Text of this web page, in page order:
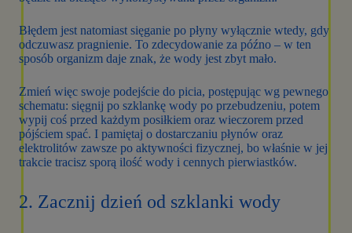
Błędem jest natomiast sięganie po płyny wyłącznie wtedy, gdy
odczuwasz pragnienie. To zdecydowanie za późno – w ten
sposób organizm daje znak, że wody jest zbyt mało.
Zmień więc swoje podejście do picia, postępując wg pewnego
schematu: sięgnij po szklankę wody po przebudzeniu, potem
wypij coś przed każdym posiłkiem oraz wieczorem przed
pójściem spać. I pamiętaj o dostarczaniu płynów oraz
elektrolitów zawsze po aktywności fizycznej, bo właśnie w jej
trakcie tracisz sporą ilość wody i cennych pierwiastków.
2. Zacznij dzień od szklanki wody